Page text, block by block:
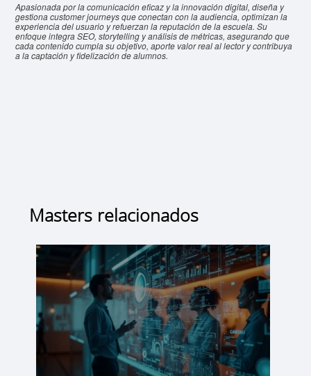
Apasionada por la comunicación eficaz y la innovación digital, diseña y
gestiona customer journeys que conectan con la audiencia, optimizan la
experiencia del usuario y refuerzan la reputación de la escuela. Su
enfoque integra SEO, storytelling y análisis de métricas, asegurando que
cada contenido cumpla su objetivo, aporte valor real al lector y contribuya
a la captación y fidelización de alumnos.
Masters relacionados